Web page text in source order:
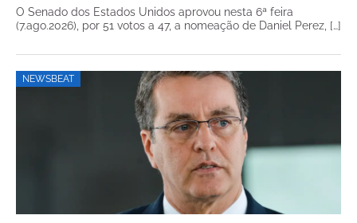
O Senado dos Estados Unidos aprovou nesta 6ª feira
(7.ago.2026), por 51 votos a 47, a nomeação de Daniel Perez, […]
NEWSBEAT